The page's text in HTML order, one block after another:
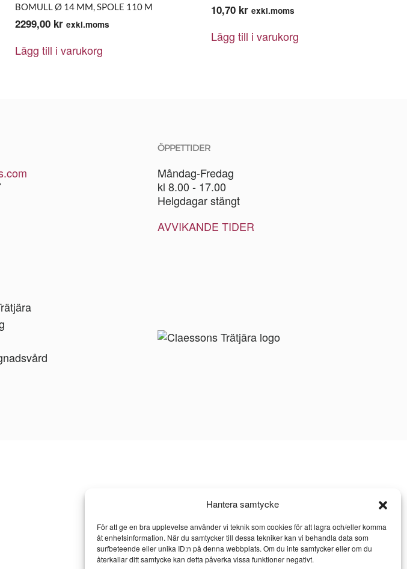
Hantera samtycke
För att ge en bra upplevelse använder vi teknik som cookies för att lagra och/eller komma
åt enhetsinformation. När du samtycker till dessa tekniker kan vi behandla data som
surfbeteende eller unika ID:n på denna webbplats. Om du inte samtycker eller om du
återkallar ditt samtycke kan detta påverka vissa funktioner negativt.
BOMULL Ø 14 MM, SPOLE 110 M
2299,00 kr exkl.moms
Lägg till i varukorg
10,70 kr exkl.moms
Lägg till i varukorg
ÖPPETTIDER
Måndag-Fredag
kl 8.00 - 17.00
Helgdagar stängt
AVVIKANDE TIDER